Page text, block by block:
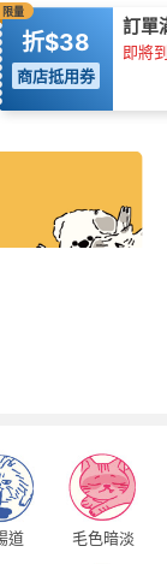
限量
折$38
商店抵用券
訂單
即將
道 毛色暗淡